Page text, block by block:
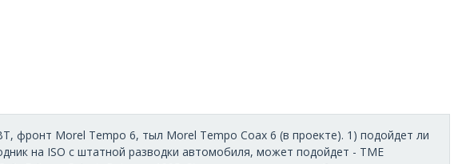
фронт Morel Tempo 6, тыл Morel Tempo Coax 6 (в проекте). 1) подойдет ли
на ISO с штатной разводки автомобиля, может подойдет - TME